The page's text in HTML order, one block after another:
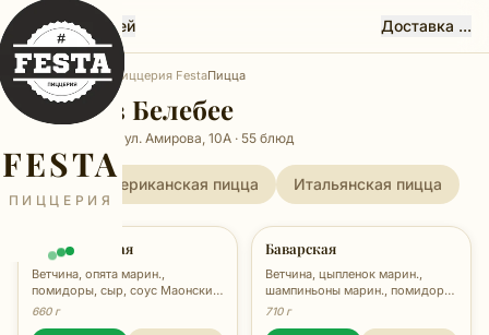
FESTA
ПИЦЦЕРИЯ
Феста, Белебей Доставка ...
ГлавнаяБелебей Пиццерия FestaПицца
Пицца в Белебее
Пиццерия Festa, ул. Амирова, 10А · 55 блюд
Все Американская пицца Итальянская пицца
Американская
Ветчина, опята марин.,
помидоры, сыр, соус Маонский,
660 гр.
660 г
Баварская
Ветчина, цыпленок марин.,
шампиньоны марин., помидоры,
сыр, соус Маонский, зелень, 710
710 г